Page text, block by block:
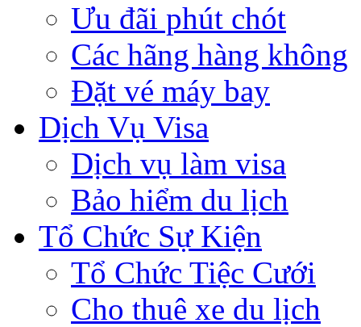
Ưu đãi phút chót
Các hãng hàng không
Đặt vé máy bay
Dịch Vụ Visa
Dịch vụ làm visa
Bảo hiểm du lịch
Tổ Chức Sự Kiện
Tổ Chức Tiệc Cưới
Cho thuê xe du lịch